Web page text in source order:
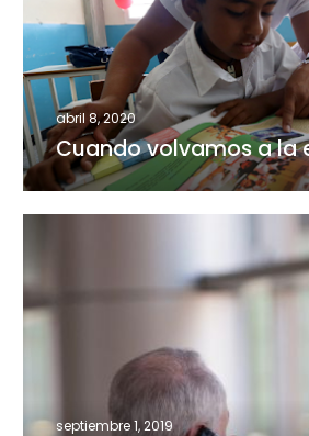
escuela
abril 8, 2020
Cuando volvamos a la
septiembre 1, 2019